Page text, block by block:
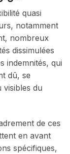
quasi
notamment
nombreux
dissimulées
indemnités, qui
dû, se
visibles du
de ces
en avant
spécifiques,